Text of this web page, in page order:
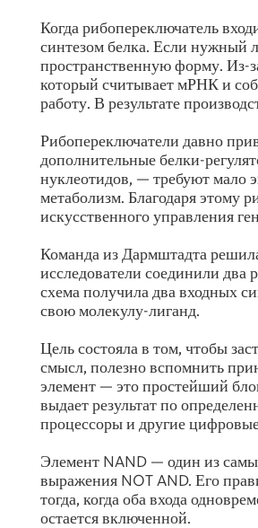
Когда рибопереключатель
синтезом белка. Если нужный
пространственную форму. Из-
который считывает мРНК и
работу. В результате
Рибопереключатели давно
дополнительные белки-
нуклеотидов, — требуют мало
метаболизм. Благодаря этому
искусственного управления
Команда из Дармштадта
исследователи соединили
схема получила два входных
свою молекулу-лиганд.
Цель состояла в том, чтобы
смысл, полезно вспомнить
элемент — это простейший
выдает результат по
процессоры и другие
Элемент NAND — один из
выражения NOT AND. Его
тогда, когда оба входа
остается включенной.